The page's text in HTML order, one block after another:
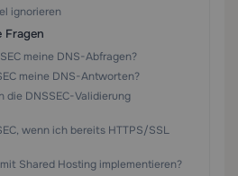
ignorieren
Fragen
meine DNS-Abfragen?
meine DNS-Antworten?
die DNSSEC-Validierung
wenn ich bereits HTTPS/SSL
Shared Hosting implementieren?